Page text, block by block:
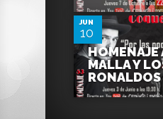
JUN
10
HOMENAJE
MALLA Y
RONALDOS